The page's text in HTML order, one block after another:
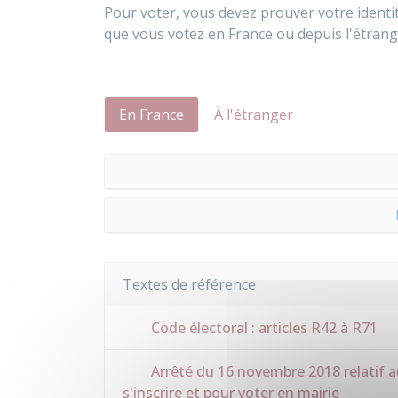
Pour voter, vous devez prouver votre
que vous votez en France ou depuis
En France À l'étranger
Textes de référence
Code électoral : articles R42 à R71
Arrêté du 16 novembre 2018
s'inscrire et pour voter en mairie